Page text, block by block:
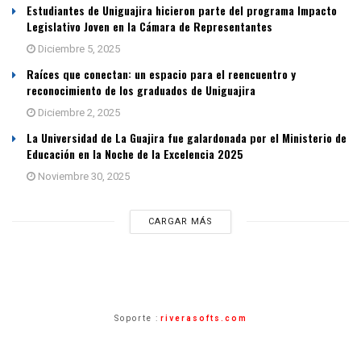
Estudiantes de Uniguajira hicieron parte del programa Impacto
Legislativo Joven en la Cámara de Representantes
Diciembre 5, 2025
Raíces que conectan: un espacio para el reencuentro y
reconocimiento de los graduados de Uniguajira
Diciembre 2, 2025
La Universidad de La Guajira fue galardonada por el Ministerio de
Educación en la Noche de la Excelencia 2025
Noviembre 30, 2025
CARGAR MÁS
Soporte : riverasofts.com